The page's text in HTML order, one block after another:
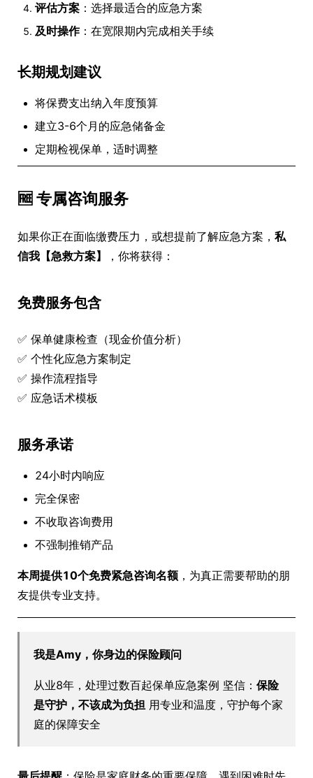
评估方案 ：选择最适合的应急方案
及时操作：在宽限期内完成相关手续
长期规划建议
将保费支出纳入年度预算
建立3-6个月的应急储备金
定期检视保单，适时调整
🆓 专属咨询服务
如果你正在面临缴费压力，或想提前了解应急方案， 私
信我【急救方案】
，你将获得：
免费服务包含
✅ 保单健康检查（现金价值分析）
✅ 个性化应急方案制定
✅ 操作流程指导
✅ 应急话术模板
服务承诺
24小时内响应
完全保密
不收取咨询费用
不强制推销产品
本周提供10个免费紧急咨询名额 ，为真正需要帮助的朋
友提供专业支持。
我是Amy，你身边的保险顾问
从业8年，处理过数百起保单应急案例 坚信： 保险
是守护，不该成为负担 用专业和温度，守护每个家
庭的保障安全